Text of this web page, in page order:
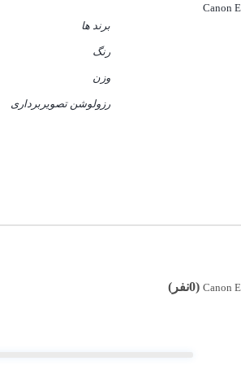
برند ها
رنگ
وزن
رزولوشن تصویربرداری
(0نفر)